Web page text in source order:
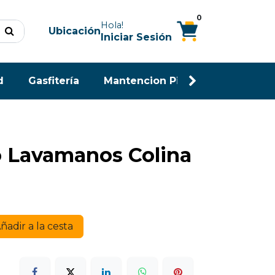
UbicaciónHola!
Iniciar Sesión
0
Gasfitería Mantencion Piscina
Colina
a la cesta